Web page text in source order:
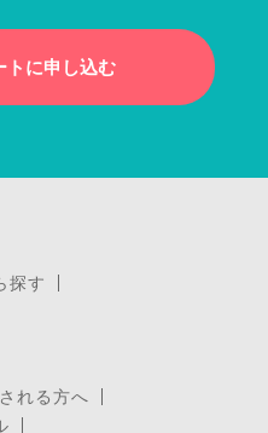
トに申し込む
探す
れる方へ